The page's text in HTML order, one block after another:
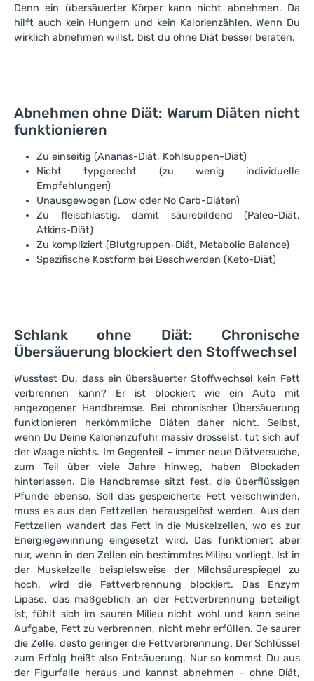
Denn ein übersäuerter Körper kann nicht abnehmen. Da
hilft auch kein Hungern und kein Kalorienzählen. Wenn Du
wirklich abnehmen willst, bist du ohne Diät besser beraten.
Abnehmen ohne Diät: Warum Diäten nicht
funktionieren
Zu einseitig (Ananas-Diät, Kohlsuppen-Diät)
Nicht typgerecht (zu wenig individuelle
Empfehlungen)
Unausgewogen (Low oder No Carb-Diäten)
Zu fleischlastig, damit säurebildend (Paleo-Diät,
Atkins-Diät)
Zu kompliziert (Blutgruppen-Diät, Metabolic Balance)
Spezifische Kostform bei Beschwerden (Keto-Diät)
Schlank ohne Diät: Chronische
Übersäuerung blockiert den Stoffwechsel
Wusstest Du, dass ein übersäuerter Stoffwechsel kein Fett
verbrennen kann? Er ist blockiert wie ein Auto mit
angezogener Handbremse. Bei chronischer Übersäuerung
funktionieren herkömmliche Diäten daher nicht. Selbst,
wenn Du Deine Kalorienzufuhr massiv drosselst, tut sich auf
der Waage nichts. Im Gegenteil – immer neue Diätversuche,
zum Teil über viele Jahre hinweg, haben Blockaden
hinterlassen. Die Handbremse sitzt fest, die überflüssigen
Pfunde ebenso. Soll das gespeicherte Fett verschwinden,
muss es aus den Fettzellen herausgelöst werden. Aus den
Fettzellen wandert das Fett in die Muskelzellen, wo es zur
Energiegewinnung eingesetzt wird. Das funktioniert aber
nur, wenn in den Zellen ein bestimmtes Milieu vorliegt. Ist in
der Muskelzelle beispielsweise der Milchsäurespiegel zu
hoch, wird die Fettverbrennung blockiert. Das Enzym
Lipase, das maßgeblich an der Fettverbrennung beteiligt
ist, fühlt sich im sauren Milieu nicht wohl und kann seine
Aufgabe, Fett zu verbrennen, nicht mehr erfüllen. Je saurer
die Zelle, desto geringer die Fettverbrennung. Der Schlüssel
zum Erfolg heißt also Entsäuerung. Nur so kommst Du aus
der Figurfalle heraus und kannst abnehmen - ohne Diät,